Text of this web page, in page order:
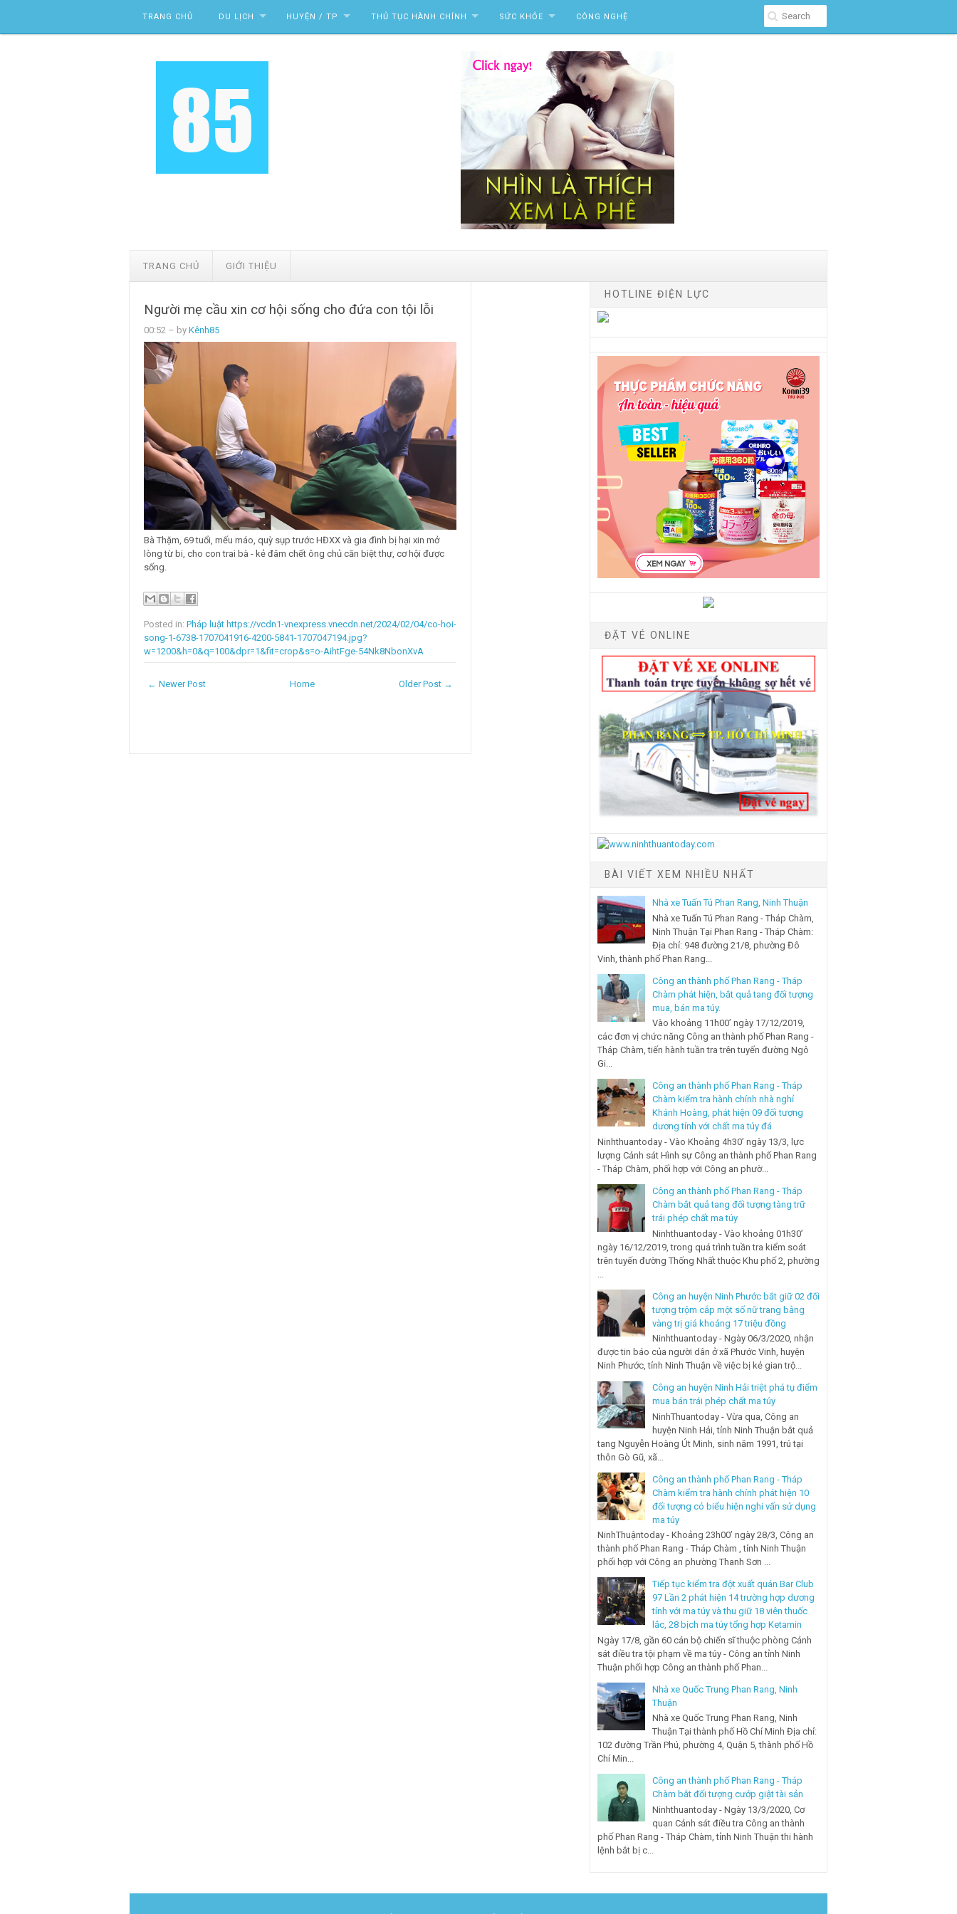
TRANG CHỦ DU LỊCH HUYỆN / TP THỦ TỤC HÀNH CHÍNH SỨC KHỎE CÔNG NGHỆ
TRANG CHỦ GIỚI THIỆU
Người mẹ cầu xin cơ hội sống cho đứa con tội lỗi
00:52 – by Kênh85
Bà Thặm, 69 tuổi, mếu máo, quỳ sụp trước HĐXX và gia đình bị hại xin mở
lòng từ bi, cho con trai bà - kẻ đâm chết ông chủ căn biệt thự, cơ hội được
sống.
Posted in: Pháp luật https://vcdn1-vnexpress.vnecdn.net/2024/02/04/co-hoi-
song-1-6738-1707041916-4200-5841-1707047194.jpg?
w=1200&h=0&q=100&dpr=1&fit=crop&s=o-AihtFge-54Nk8NbonXvA
← Newer Post Older Post →
Home
HOTLINE ĐIỆN LỰC
ĐẶT VÉ ONLINE
BÀI VIẾT XEM NHIỀU NHẤT
Nhà xe Tuấn Tú Phan Rang, Ninh Thuận
Nhà xe Tuấn Tú Phan Rang - Tháp Chàm,
Ninh Thuận Tại Phan Rang - Tháp Chàm:
Địa chỉ: 948 đường 21/8, phường Đô
Vinh, thành phố Phan Rang...
Công an thành phố Phan Rang - Tháp
Chàm phát hiện, bắt quả tang đối tượng
mua, bán ma túy.
Vào khoảng 11h00’ ngày 17/12/2019,
các đơn vị chức năng Công an thành phố Phan Rang -
Tháp Chàm, tiến hành tuần tra trên tuyến đường Ngô
Gi...
Công an thành phố Phan Rang - Tháp
Chàm kiểm tra hành chính nhà nghỉ
Khánh Hoàng, phát hiện 09 đối tượng
dương tính với chất ma túy đá
Ninhthuantoday - Vào Khoảng 4h30’ ngày 13/3, lực
lượng Cảnh sát Hình sự Công an thành phố Phan Rang
- Tháp Chàm, phối hợp với Công an phườ...
Công an thành phố Phan Rang - Tháp
Chàm bắt quả tang đối tượng tàng trữ
trái phép chất ma túy
Ninhthuantoday - Vào khoảng 01h30’
ngày 16/12/2019, trong quá trình tuần tra kiểm soát
trên tuyến đường Thống Nhất thuộc Khu phố 2, phường
Công an huyện Ninh Phước bắt giữ 02 đối
tượng trộm cắp một số nữ trang bằng
vàng trị giá khoảng 17 triệu đồng
Ninhthuantoday - Ngày 06/3/2020, nhận
được tin báo của người dân ở xã Phước Vinh, huyện
Ninh Phước, tỉnh Ninh Thuận về việc bị kẻ gian trộ...
Công an huyện Ninh Hải triệt phá tụ điểm
mua bán trái phép chất ma túy
NinhThuantoday - Vừa qua, Công an
huyện Ninh Hải, tỉnh Ninh Thuận bắt quả
tang Nguyễn Hoàng Út Minh, sinh năm 1991, trú tại
thôn Gò Gũ, xã...
Công an thành phố Phan Rang - Tháp
Chàm kiểm tra hành chính phát hiện 10
đối tượng có biểu hiện nghi vấn sử dụng
ma túy
NinhThuậntoday - Khoảng 23h00’ ngày 28/3, Công an
thành phố Phan Rang - Tháp Chàm , tỉnh Ninh Thuận
phối hợp với Công an phường Thanh Sơn ...
Tiếp tục kiểm tra đột xuất quán Bar Club
97 Lần 2 phát hiện 14 trường hợp dương
tính với ma túy và thu giữ 18 viên thuốc
lắc, 28 bịch ma túy tổng hợp Ketamin
Ngày 17/8, gần 60 cán bộ chiến sĩ thuộc phòng Cảnh
sát điều tra tội phạm về ma túy - Công an tỉnh Ninh
Thuận phối hợp Công an thành phố Phan...
Nhà xe Quốc Trung Phan Rang, Ninh
Thuận
Nhà xe Quốc Trung Phan Rang, Ninh
Thuận Tại thành phố Hồ Chí Minh Địa chỉ:
102 đường Trần Phú, phường 4, Quận 5, thành phố Hồ
Chí Min...
Công an thành phố Phan Rang - Tháp
Chàm bắt đối tượng cướp giật tài sản
Ninhthuantoday - Ngày 13/3/2020, Cơ
quan Cảnh sát điều tra Công an thành
phố Phan Rang - Tháp Chàm, tỉnh Ninh Thuận thi hành
lệnh bắt bị c...